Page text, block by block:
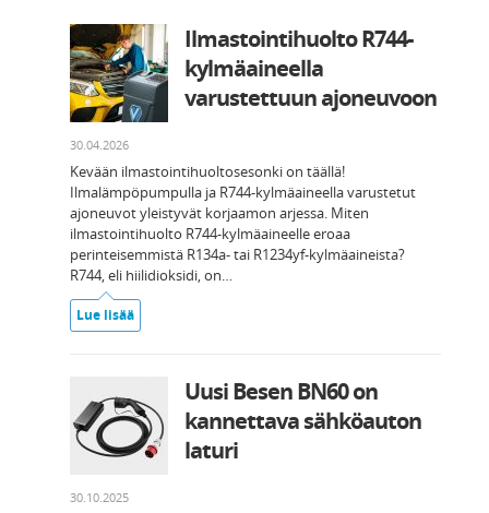
Ilmastointihuolto R744-
kylmäaineella
varustettuun ajoneuvoon
30.04.2026
Kevään ilmastointihuoltosesonki on täällä!
Ilmalämpöpumpulla ja R744-kylmäaineella varustetut
ajoneuvot yleistyvät korjaamon arjessa. Miten
ilmastointihuolto R744-kylmäaineelle eroaa
perinteisemmistä R134a- tai R1234yf-kylmäaineista?
R744, eli hiilidioksidi, on…
Lue lisää
Uusi Besen BN60 on
kannettava sähköauton
laturi
30.10.2025